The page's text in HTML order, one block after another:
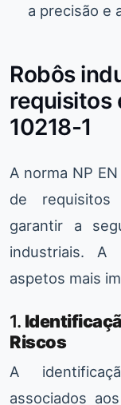
a precisão e
Robôs
requisitos
10218-1
A norma NP
de
garantir a
industriais. A
aspetos mais
1.
Riscos
A
associados